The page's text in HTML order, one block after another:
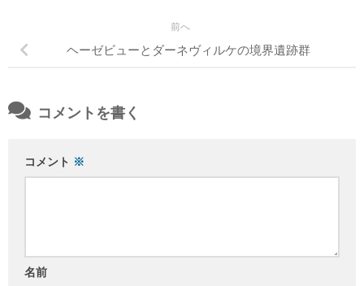
前へ
ヘーゼビューとダーネヴィルケの境界遺跡群
コメントを書く
コメント ※
名前